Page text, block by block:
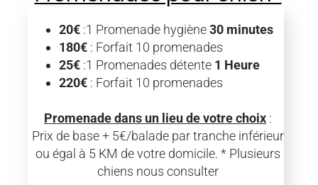
20€ :1 Promenade hygiène30 minutes
180€ : Forfait 10 promenades
25€ :1 Promenades détente 1 Heure
220€ : Forfait 10 promenades
Promenade dans un lieu de votre choix :
Prix de base + 5€/balade par tranche inférieur
ou égal à 5 KM de votre domicile. * Plusieurs
chiens nous consulter